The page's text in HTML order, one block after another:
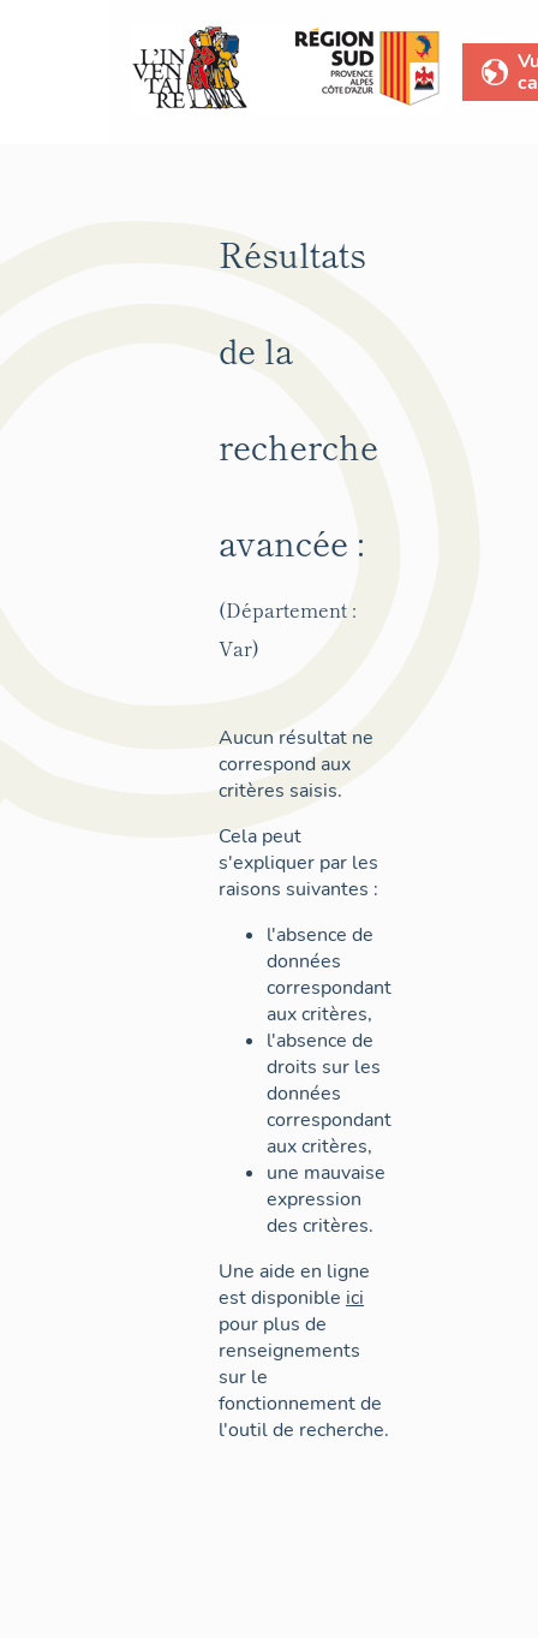
Résultats
de la
recherche
avancée :
(Département :
Var)
Aucun résultat ne
correspond aux
critères saisis.
Cela peut
s'expliquer par les
raisons suivantes :
l'absence de
données
correspondant
aux critères,
l'absence de
droits sur les
données
correspondant
aux critères,
une mauvaise
expression
des critères.
Une aide en ligne
est disponible ici
pour plus de
renseignements
sur le
fonctionnement de
l'outil de recherche.